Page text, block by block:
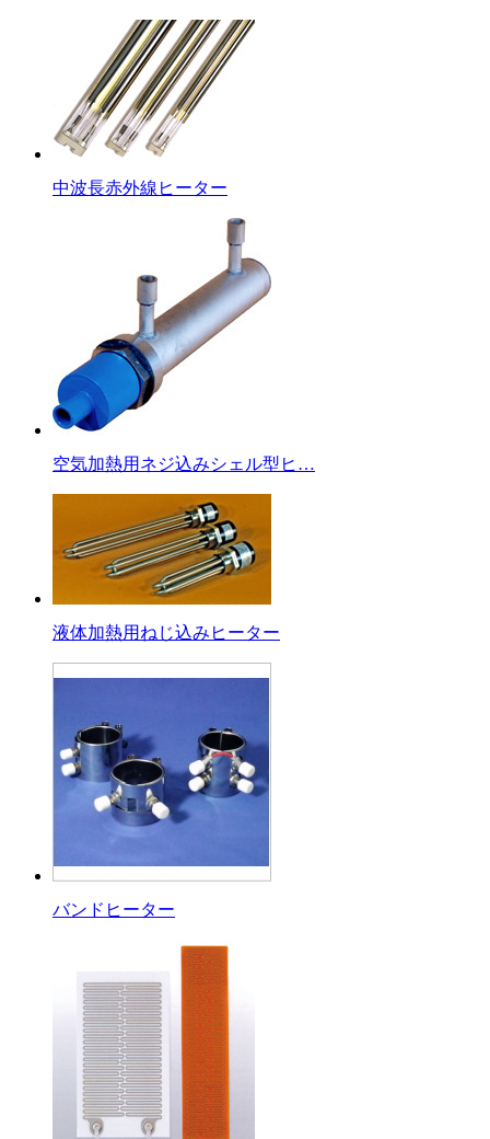
中波長赤外線ヒーター
空気加熱用ネジ込みシェル型ヒ…
液体加熱用ねじ込みヒーター
バンドヒーター